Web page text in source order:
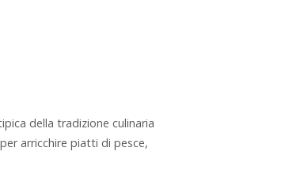
della tradizione culinaria
arricchire piatti di pesce,